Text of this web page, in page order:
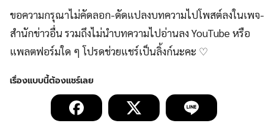
ขอความกรุณาไม่คัดลอก-ดัดแปลงบทความไปโพสต์ลงในเพจ-
สำนักข่าวอื่น รวมถึงไม่นำบทความไปอ่านลง YouTube หรือ
แพลตฟอร์มใด ๆ โปรดช่วยแชร์เป็นลิ้งก์นะคะ ♡